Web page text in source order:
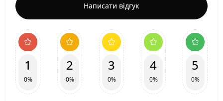
Написати відгук
1
0%
2
0%
3
0%
4
0%
5
0%